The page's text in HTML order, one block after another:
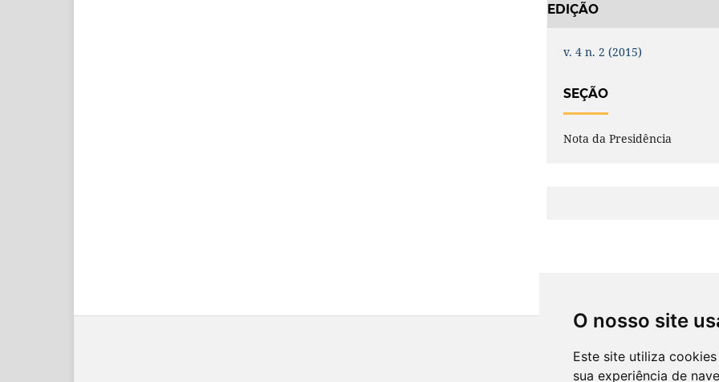
O nosso site
Este site utiliza
sua experiência de
EDIÇÃO
v. 4 n. 2 (2015)
SEÇÃO
Nota da Presidência